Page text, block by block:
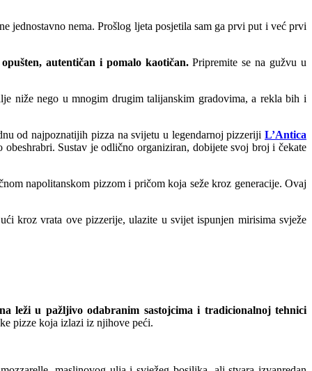
nema. Prošlog ljeta posjetila sam ga prvi put i već prvi
autentičan i pomalo kaotičan.Pripremite se na gužvu u
niže nego u mnogim drugim talijanskim gradovima, a rekla bih i
od najpoznatijih pizza na svijetu u legendarnoj pizzeriji L’Antica
Sustav je odlično organiziran, dobijete svoj broj i čekate
napolitanskom pizzom i pričom koja seže kroz generacije. Ovaj
kroz vrata ove pizzerije, ulazite u svijet ispunjen mirisima svježe
leži u pažljivo odabranim sastojcima i tradicionalnoj tehnici
pizze koja izlazi iz njihove peći.